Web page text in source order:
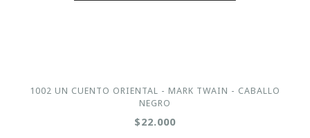
1002 UN CUENTO ORIENTAL - MARK TWAIN - CABALLO
NEGRO
$22.000